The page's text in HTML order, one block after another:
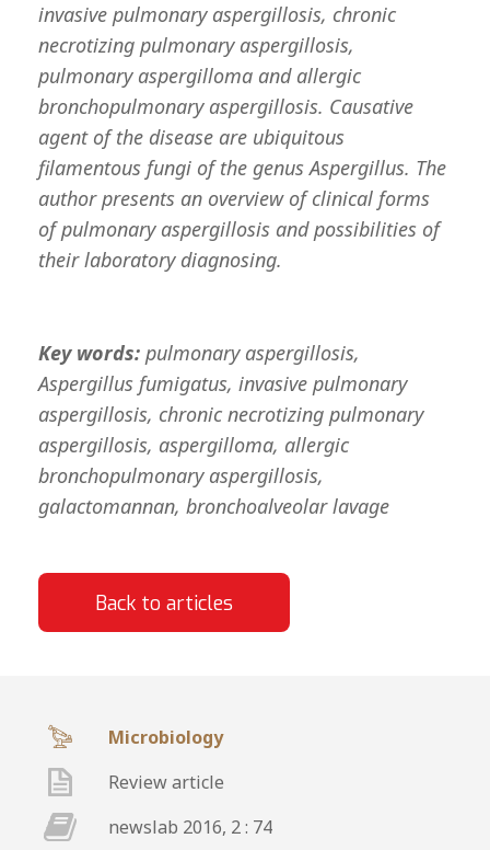
invasive pulmonary aspergillosis, chronic
necrotizing pulmonary aspergillosis,
pulmonary aspergilloma and allergic
bronchopulmonary aspergillosis. Causative
agent of the disease are ubiquitous
filamentous fungi of the genusAspergillus. The
author presents an overview of clinical forms
of pulmonary aspergillosis and possibilities of
their laboratory diagnosing.
Key words:pulmonary aspergillosis,
Aspergillus fumigatus, invasive pulmonary
aspergillosis, chronic necrotizing pulmonary
aspergillosis, aspergilloma, allergic
bronchopulmonary aspergillosis,
galactomannan, bronchoalveolar lavage
Back to articles
Microbiology
Review article
newslab 2016, 2 : 74